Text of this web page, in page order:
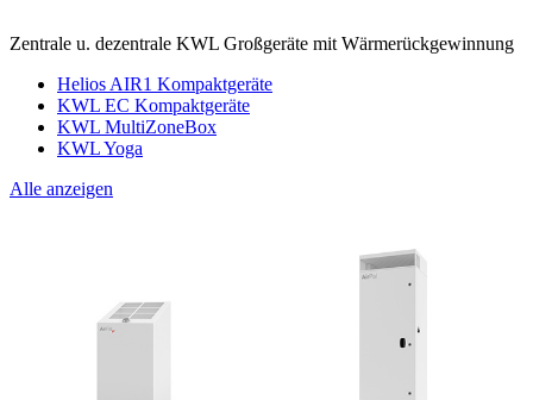
Zentrale u. dezentrale KWL Großgeräte mit Wärmerückgewinnung
Helios AIR1 Kompaktgeräte
KWL EC Kompaktgeräte
KWL MultiZoneBox
KWL Yoga
Alle anzeigen